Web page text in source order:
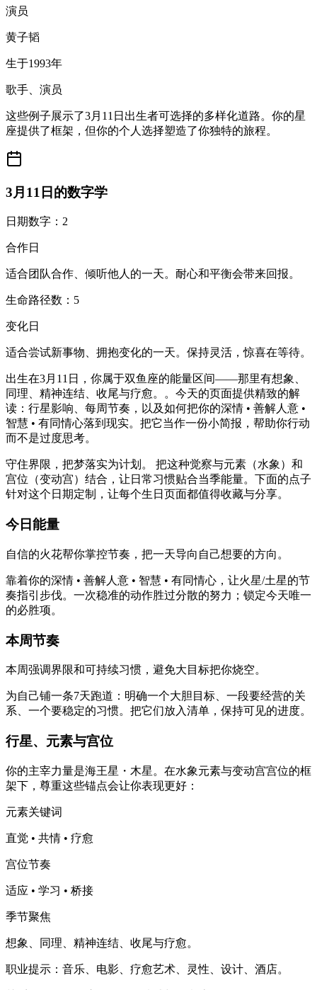
演员
黄子韬
生于1993年
歌手、演员
这些例子展示了3月11日出生者可选择的多样化道路。你的星
座提供了框架，但你的个人选择塑造了你独特的旅程。
3月11日的数字学
日期数字：2
合作日
适合团队合作、倾听他人的一天。耐心和平衡会带来回报。
生命路径数：5
变化日
适合尝试新事物、拥抱变化的一天。保持灵活，惊喜在等待。
出生在3月11日，你属于双鱼座的能量区间——那里有想象、
同理、精神连结、收尾与疗愈。。今天的页面提供精致的解
读：行星影响、每周节奏，以及如何把你的深情 • 善解人意 •
智慧 • 有同情心落到现实。把它当作一份小简报，帮助你行动
而不是过度思考。
守住界限，把梦落实为计划。 把这种觉察与元素（水象）和
宫位（变动宫）结合，让日常习惯贴合当季能量。下面的点子
针对这个日期定制，让每个生日页面都值得收藏与分享。
今日能量
自信的火花帮你掌控节奏，把一天导向自己想要的方向。
靠着你的深情 • 善解人意 • 智慧 • 有同情心，让火星/土星的节
奏指引步伐。一次稳准的动作胜过分散的努力；锁定今天唯一
的必胜项。
本周节奏
本周强调界限和可持续习惯，避免大目标把你烧空。
为自己铺一条7天跑道：明确一个大胆目标、一段要经营的关
系、一个要稳定的习惯。把它们放入清单，保持可见的进度。
行星、元素与宫位
你的主宰力量是海王星・木星。在水象元素与变动宫宫位的框
架下，尊重这些锚点会让你表现更好：
元素关键词
直觉 • 共情 • 疗愈
宫位节奏
适应 • 学习 • 桥接
季节聚焦
想象、同理、精神连结、收尾与疗愈。
职业提示：音乐、电影、疗愈艺术、灵性、设计、酒店。